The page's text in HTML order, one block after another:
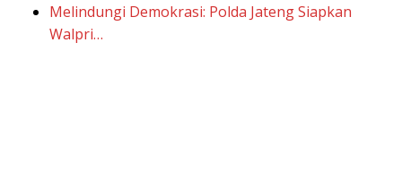
Melindungi Demokrasi: Polda Jateng Siapkan
Walpri…